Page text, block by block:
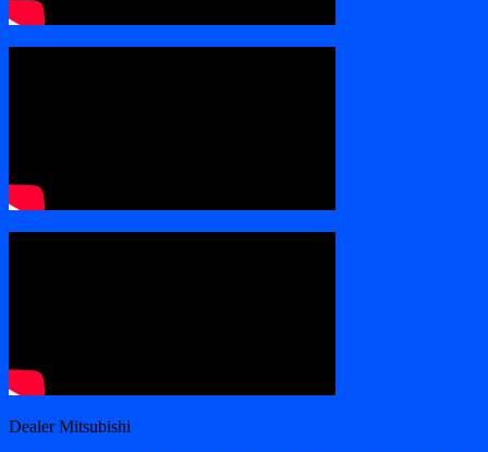
Dealer Mitsubishi